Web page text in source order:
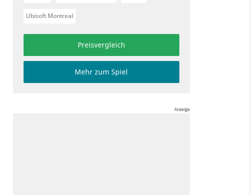
Ubisoft Montreal
Preisvergleich
Mehr zum Spiel